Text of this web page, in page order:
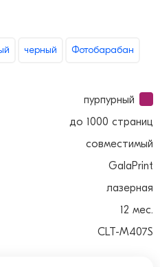
черный Фотобарабан
пурпурный
до 1000 страниц
совместимый
GalaPrint
лазерная
12 мес.
CLT-M407S